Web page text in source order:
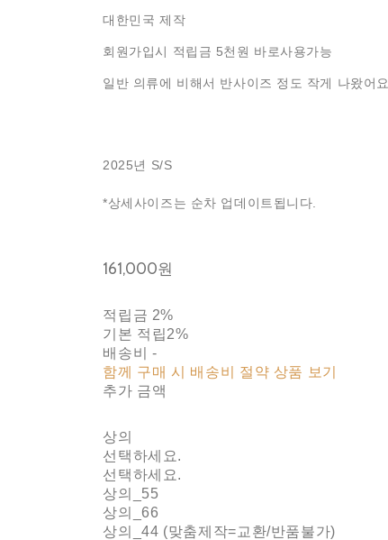
대한민국 제작
회원가입시 적립금 5천원 바로사용가능
일반 의류에 비해서 반사이즈 정도 작게 나왔어요.
2025년 S/S
*상세사이즈는 순차 업데이트됩니다.
161,000원
적립금 2%
기본 적립2%
배송비 -
함께 구매 시 배송비 절약 상품 보기
추가 금액
상의
선택하세요.
선택하세요.
상의_55
상의_66
상의_44 (맞춤제작=교환/반품불가)